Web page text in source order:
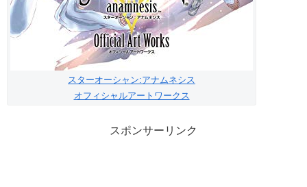
スターオーシャン:アナムネシス
オフィシャルアートワークス
スポンサーリンク